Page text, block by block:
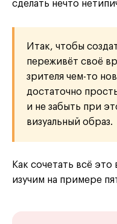
сделать нечто
Итак, чтобы
переживёт своё
зрителя чем-то
достаточно
и не забыть при
визуальный образ.
Как сочетать всё
изучим на примере